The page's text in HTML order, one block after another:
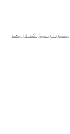
ہمیں ای میل کے ذریعے